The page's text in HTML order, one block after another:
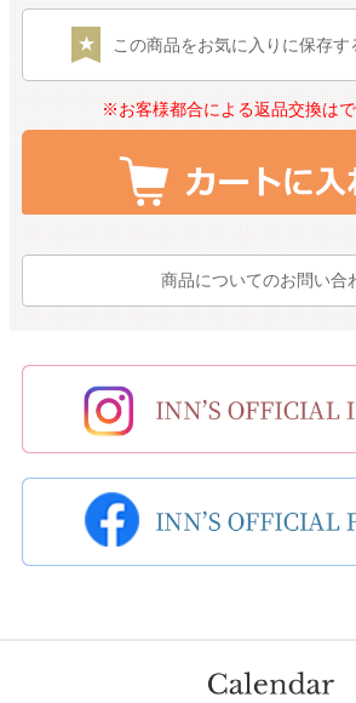
この商品をお気に入りに保存す
※お客様都合による返品交換はで
商品についてのお問い合